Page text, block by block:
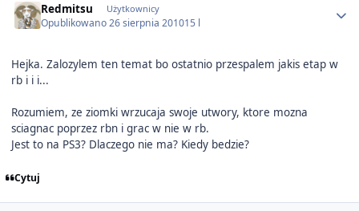
Redmitsu Użytkownicy
Opublikowano26 sierpnia 201015 l
Hejka. Zalozylem ten temat bo ostatnio przespalem jakis etap w
rb i i i...
Rozumiem, ze ziomki wrzucaja swoje utwory, ktore mozna
sciagnac poprzez rbn i grac w nie w rb.
Jest to na PS3? Dlaczego nie ma? Kiedy bedzie?
Cytuj